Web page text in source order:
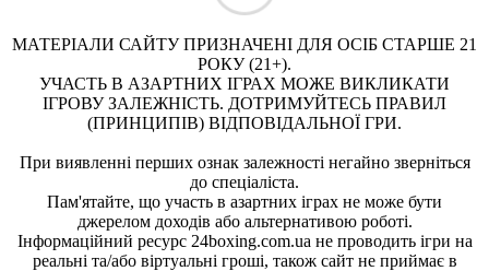
МАТЕРІАЛИ САЙТУ ПРИЗНАЧЕНІ ДЛЯ ОСІБ СТАРШЕ 21
РОКУ (21+).
УЧАСТЬ В АЗАРТНИХ ІГРАХ МОЖЕ ВИКЛИКАТИ
ІГРОВУ ЗАЛЕЖНІСТЬ. ДОТРИМУЙТЕСЬ ПРАВИЛ
(ПРИНЦИПІВ) ВІДПОВІДАЛЬНОЇ ГРИ.
При виявленні перших ознак залежності негайно зверніться
до спеціаліста.
Пам'ятайте, що участь в азартних іграх не може бути
джерелом доходів або альтернативою роботі.
Інформаційний ресурс 24boxing.com.ua не проводить ігри на
реальні та/або віртуальні гроші, також сайт не приймає в